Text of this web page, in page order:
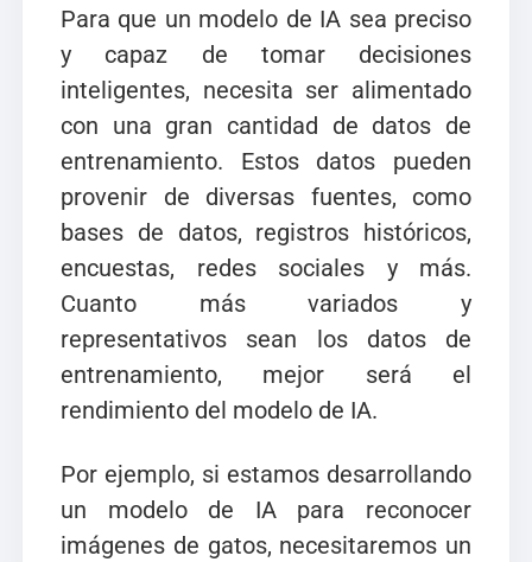
Para que un modelo de IA sea preciso
y capaz de tomar decisiones
inteligentes, necesita ser alimentado
con una gran cantidad de datos de
entrenamiento. Estos datos pueden
provenir de diversas fuentes, como
bases de datos, registros históricos,
encuestas, redes sociales y más.
Cuanto más variados y
representativos sean los datos de
entrenamiento, mejor será el
rendimiento del modelo de IA.
Por ejemplo, si estamos desarrollando
un modelo de IA para reconocer
imágenes de gatos, necesitaremos un